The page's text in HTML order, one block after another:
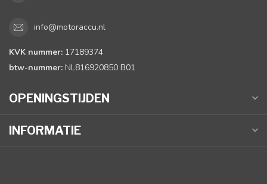
info@motoraccu.nl
KVK nummer: 17189374
btw-nummer: NL816920850 B01
OPENINGSTIJDEN
INFORMATIE